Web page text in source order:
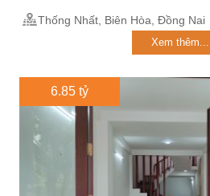
Thống Nhất, Biên Hòa, Đồng Nai
Xem thêm...
6.85 tỷ